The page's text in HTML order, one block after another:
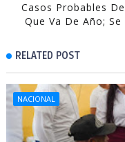
Casos Probables
Que Va De Año;
RELATED POST
NACIONAL